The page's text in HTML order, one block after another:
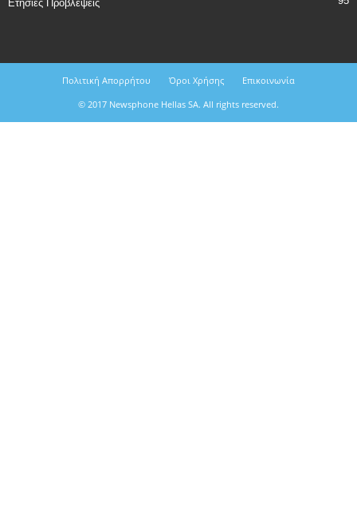
Ετήσιες Προβλέψεις
Πολιτική Απορρήτου Όροι Χρήσης
Επικοινωνία
© 2017 Newsphone Hellas SA. All rights reserved.